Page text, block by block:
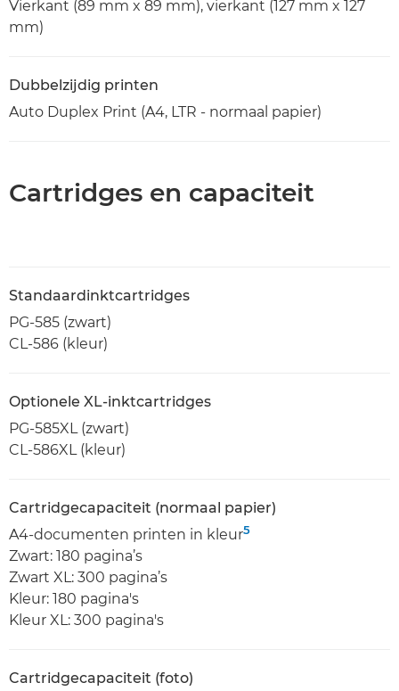
Vierkant (89 mm x 89 mm), vierkant (127 mm x 127
mm)
Dubbelzijdig printen
Auto Duplex Print (A4, LTR - normaal papier)
Cartridges en capaciteit
Standaardinktcartridges
PG-585 (zwart)
CL-586 (kleur)
Optionele XL-inktcartridges
PG-585XL (zwart)
CL-586XL (kleur)
Cartridgecapaciteit (normaal papier)
A4-documenten printen in kleur5
Zwart: 180 pagina’s
Zwart XL: 300 pagina’s
Kleur: 180 pagina's
Kleur XL: 300 pagina's
Cartridgecapaciteit (foto)